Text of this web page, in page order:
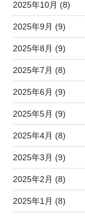
2025年10月 (8)
2025年9月 (9)
2025年8月 (9)
2025年7月 (8)
2025年6月 (9)
2025年5月 (9)
2025年4月 (8)
2025年3月 (9)
2025年2月 (8)
2025年1月 (8)